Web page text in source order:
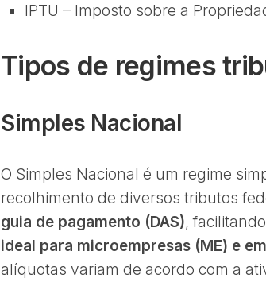
IPTU – Imposto sobre a
Tipos de regimes
Simples Nacional
O Simples Nacional é um regime
recolhimento de diversos tributos
guia de pagamento (DAS),
ideal para microempresas (ME) e
alíquotas variam de acordo com a